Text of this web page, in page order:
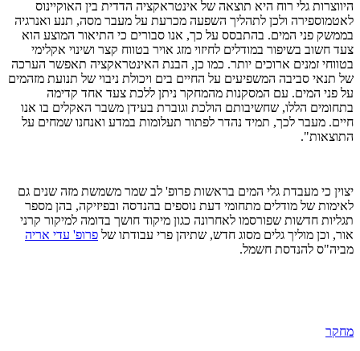
היווצרות גלי רוח היא תוצאה של אינטראקציה הדדית בין האוקיינוס
לאטמוספירה ולכן לתהליך השפעה מכרעת על מעבר מסה, תנע ואנרגיה
בממשק פני המים. בהתבסס על כך, אנו סבורים כי התיאור המוצע הוא
צעד חשוב בשיפור במודלים לחיזוי מזג אויר בטווח קצר ושינוי אקלימי
בטווחי זמנים ארוכים יותר. כמו כן, הבנת האינטראקציה תאפשר הערכה
של תנאי סביבה המשפיעים על החיים בים ויכולת ניבוי של תנועת מזהמים
על פני המים. עם המסקנות מהמחקר ניתן ללכת צעד אחד קדימה
בתחומים הללו, שחשיבותם הולכת וגוברת בעידן משבר האקלים בו אנו
חיים. מעבר לכך, תמיד נהדר לפתור תעלומות במדע ואנחנו שמחים על
התוצאות".
יצוין כי מעבדת גלי המים בראשות פרופ' לב שמר משמשת מזה שנים גם
לאימות של מודלים מתחומי דעת נוספים בהנדסה ובפיזיקה, בהן מספר
תגליות חדשות שפורסמו לאחרונה כגון מיקוד חושך בדומה למיקור קרני
אור, וכן מוליך גלים מסוג חדש, שתיהן פרי עבודתו של פרופ' עדי אריה
מביה"ס להנדסת חשמל.
מחקר